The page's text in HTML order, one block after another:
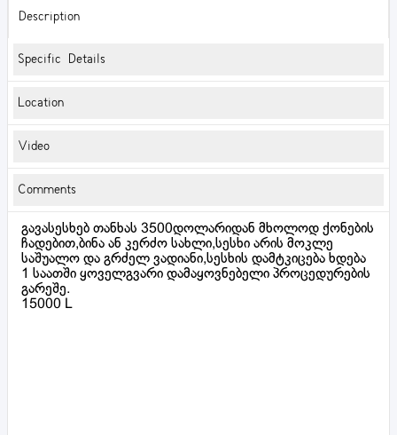
Description
Specific Details
Location
Video
Comments
გავასესხებ თანხას 3500დოლარიდან მხოლოდ ქონების
ჩადებით,ბინა ან კერძო სახლი,სესხი არის მოკლე
საშუალო და გრძელ ვადიანი,სესხის დამტკიცება ხდება
1 საათში ყოველგვარი დამაყოვნებელი პროცედურების
გარეშე.
15000 L